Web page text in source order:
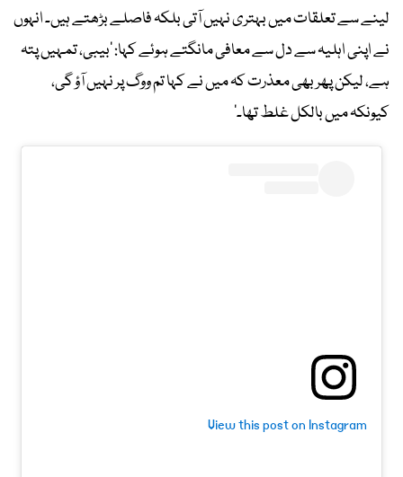
لینے سے تعلقات میں بہتری نہیں آتی بلکہ فاصلے بڑھتے ہیں۔ انہوں
نے اپنی اہلیہ سے دل سے معافی مانگتے ہوئے کہا: ’بیبی، تمہیں پتہ
ہے، لیکن پھر بھی معذرت کہ میں نے کہا تم ووگ پر نہیں آؤ گی،
کیونکہ میں بالکل غلط تھا۔‘
View this post on Instagram